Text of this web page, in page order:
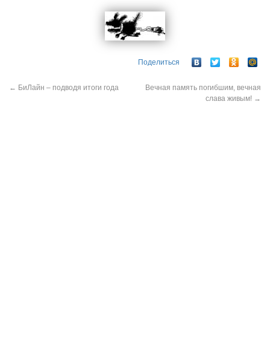
Поделиться
← БиЛайн – подводя итоги года
Вечная память погибшим, вечная
слава живым! →